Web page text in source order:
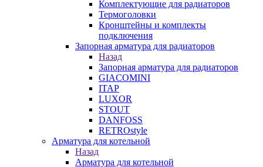
Комплектующие для радиаторов
Термоголовки
Кронштейны и комплекты
подключения
Запорная арматура для радиаторов
Назад
Запорная арматура для радиаторов
GIACOMINI
ITAP
LUXOR
STOUT
DANFOSS
RETROstyle
Арматура для котельной
Назад
Арматура для котельной